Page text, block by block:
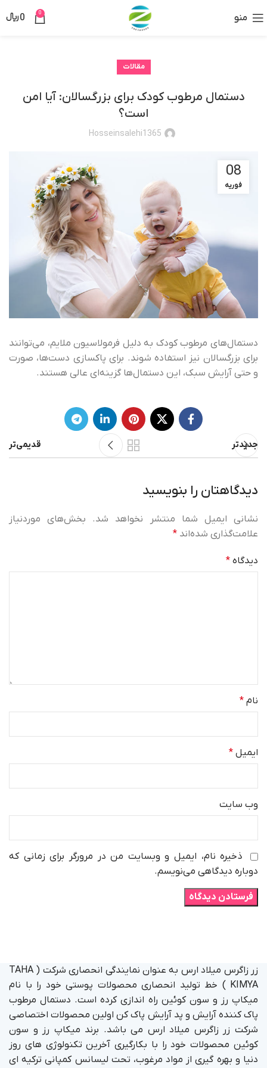
منو 0
0﷼
مقالات
دستمال مرطوب کودک برای بزرگسالان: آیا امن
است؟
Hosseinsalehi1365
08
فوریه
دستمال‌های مرطوب کودک به دلیل فرمولاسیون ملایم، می‌توانند
برای بزرگسالان نیز استفاده شوند. برای پاکسازی دست‌ها، صورت
و حتی آرایش سبک، این دستمال‌ها گزینه‌ای عالی هستند.
جدیدتر قدیمی‌تر
دیدگاهتان را بنویسید
نشانی ایمیل شما منتشر نخواهد شد.
بخش‌های موردنیاز
علامت‌گذاری شده‌اند *
دیدگاه *
نام *
ایمیل *
وب‌ سایت
ذخیره نام، ایمیل و وبسایت من در مرورگر برای زمانی که
دوباره دیدگاهی می‌نویسم.
زر زاگرس میلاد ارس به عنوان نمایندگی انحصاری شرکت ( TAHA
KIMYA ) خط تولید انحصاری محصولات پوستی خود را با نام
میکاپ رز و سون کوئین راه اندازی کرده است. دستمال مرطوب
پاک کننده آرایش و پد آرایش پاک کن اولین محصولات اختصاصی
شرکت زر زاگرس میلاد ارس می باشد. برند میکاپ رز و سون
کوئین محصولات خود را با بکارگیری آخرین تکنولوژی های روز
دنیا و بهره گیری از مواد مرغوب، تحت لیسانس کمپانی ترکیه ای